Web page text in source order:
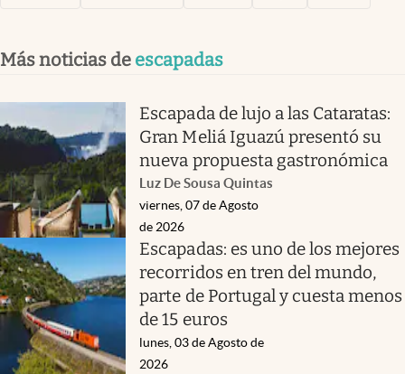
Más noticias de escapadas
Escapada de lujo a las Cataratas:
Gran Meliá Iguazú presentó su
nueva propuesta gastronómica
Luz De Sousa Quintas
viernes, 07 de Agosto
de 2026
Escapadas: es uno de los mejores
recorridos en tren del mundo,
parte de Portugal y cuesta menos
de 15 euros
lunes, 03 de Agosto de
2026